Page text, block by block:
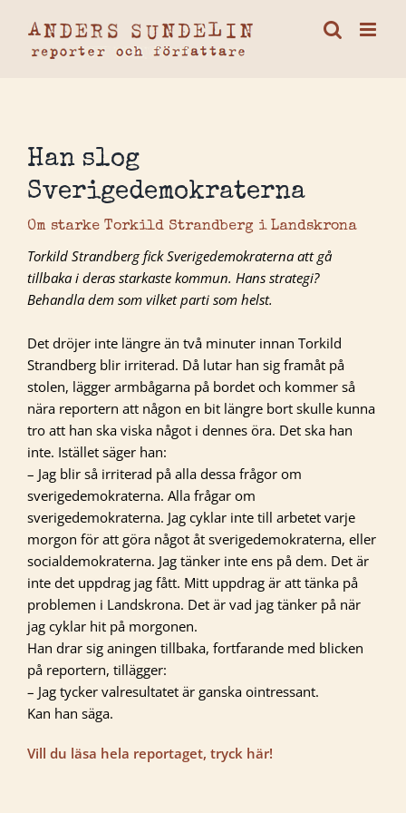
innehållet
Han slog
Sverigedemokraterna
Om starke Torkild Strandberg i Landskrona
Torkild Strandberg fick Sverigedemokraterna att gå
tillbaka i deras starkaste kommun. Hans strategi?
Behandla dem som vilket parti som helst.
Det dröjer inte längre än två minuter innan Torkild
Strandberg blir irriterad. Då lutar han sig framåt på
stolen, lägger armbågarna på bordet och kommer så
nära reportern att någon en bit längre bort skulle kunna
tro att han ska viska något i dennes öra. Det ska han
inte. Istället säger han:
– Jag blir så irriterad på alla dessa frågor om
sverigedemokraterna. Alla frågar om
sverigedemokraterna. Jag cyklar inte till arbetet varje
morgon för att göra något åt sverigedemokraterna, eller
socialdemokraterna. Jag tänker inte ens på dem. Det är
inte det uppdrag jag fått. Mitt uppdrag är att tänka på
problemen i Landskrona. Det är vad jag tänker på när
jag cyklar hit på morgonen.
Han drar sig aningen tillbaka, fortfarande med blicken
på reportern, tillägger:
– Jag tycker valresultatet är ganska ointressant.
Kan han säga.
Vill du läsa hela reportaget, tryck här!